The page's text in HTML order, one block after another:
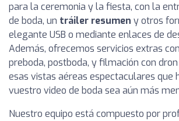
para la ceremonia y la fiesta, con la
de boda, un tráiler resumen y otros
elegante USB o mediante enlaces de
Además, ofrecemos servicios extras
preboda, postboda, y filmación con
esas vistas aéreas espectaculares que
vuestro video de boda sea aún más
Nuestro equipo está compuesto por